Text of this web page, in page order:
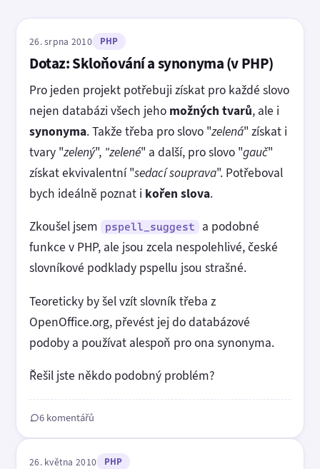
26. srpna 2010 PHP
Dotaz: Skloňování a synonyma (v PHP)
Pro jeden projekt potřebuji získat pro každé slovo
nejen databázi všech jeho možných tvarů, ale i
synonyma. Takže třeba pro slovo "zelená" získat i
tvary "zelený", "zelené" a další, pro slovo "gauč"
získat ekvivalentní "sedací souprava". Potřeboval
bych ideálně poznat i kořen slova.
Zkoušel jsem
pspell_suggest
a podobné
funkce v PHP, ale jsou zcela nespolehlivé, české
slovníkové podklady pspellu jsou strašné.
Teoreticky by šel vzít slovník třeba z
OpenOffice.org, převést jej do databázové
podoby a používat alespoň pro ona synonyma.
Řešil jste někdo podobný problém?
6 komentářů
26. května 2010 PHP